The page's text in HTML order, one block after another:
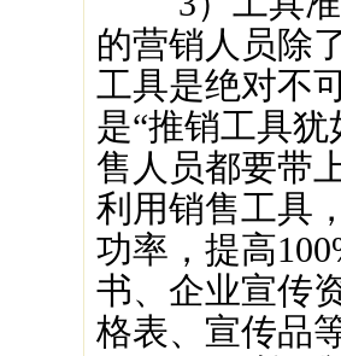
的营销人员除
工具是绝对不
是“推销工具
售人员都要带
利用销售工具
功率，提高
书、企业宣传
格表、宣传品